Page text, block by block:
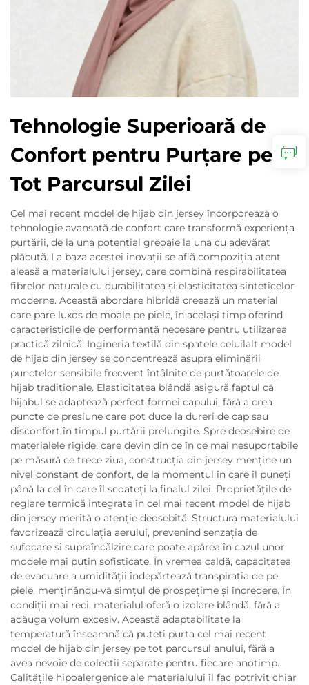
Tehnologie Superioară de
Confort pentru Purțare pe
Tot Parcursul Zilei
Cel mai recent model de hijab din jersey încorporează o
tehnologie avansată de confort care transformă experiența
purtării, de la una potențial greoaie la una cu adevărat
plăcută. La baza acestei inovații se află compoziția atent
aleasă a materialului jersey, care combină respirabilitatea
fibrelor naturale cu durabilitatea și elasticitatea sinteticelor
moderne. Această abordare hibridă creează un material
care pare luxos de moale pe piele, în același timp oferind
caracteristicile de performanță necesare pentru utilizarea
practică zilnică. Ingineria textilă din spatele celuilalt model
de hijab din jersey se concentrează asupra eliminării
punctelor sensibile frecvent întâlnite de purtătoarele de
hijab tradiționale. Elasticitatea blândă asigură faptul că
hijabul se adaptează perfect formei capului, fără a crea
puncte de presiune care pot duce la dureri de cap sau
disconfort în timpul purtării prelungite. Spre deosebire de
materialele rigide, care devin din ce în ce mai nesuportabile
pe măsură ce trece ziua, construcția din jersey menține un
nivel constant de confort, de la momentul în care îl puneți
până la cel în care îl scoateți la finalul zilei. Proprietățile de
reglare termică integrate în cel mai recent model de hijab
din jersey merită o atenție deosebită. Structura materialului
favorizează circulația aerului, prevenind senzația de
sufocare și supraîncălzire care poate apărea în cazul unor
modele mai puțin sofisticate. În vremea caldă, capacitatea
de evacuare a umidității îndepărtează transpirația de pe
piele, menținându-vă simțul de prospețime și încredere. În
condiții mai reci, materialul oferă o izolare blândă, fără a
adăuga volum excesiv. Această adaptabilitate la
temperatură înseamnă că puteți purta cel mai recent
model de hijab din jersey pe tot parcursul anului, fără a
avea nevoie de colecții separate pentru fiecare anotimp.
Calitățile hipoalergenice ale materialului îl fac potrivit chiar